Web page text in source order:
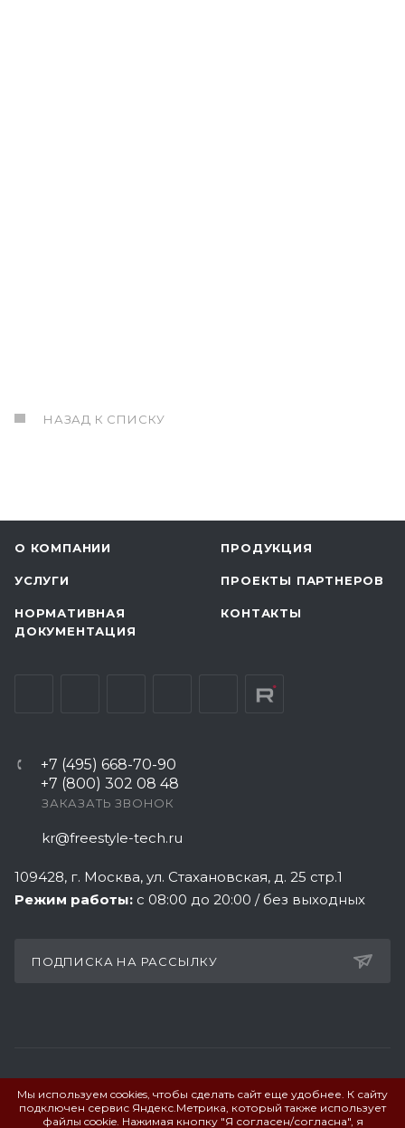
НАЗАД К СПИСКУ
О КОМПАНИИ ПРОДУКЦИЯ
УСЛУГИ ПРОЕКТЫ ПАРТНЕРОВ
НОРМАТИВНАЯ
ДОКУМЕНТАЦИЯ
КОНТАКТЫ
+7 (495) 668-70-90
+7 (800) 302 08 48
ЗАКАЗАТЬ ЗВОНОК
kr@freestyle-tech.ru
109428, г. Москва, ул. Стахановская, д. 25 стр.1
Режим работы: с 08:00 до 20:00 / без выходных
ПОДПИСКА НА РАССЫЛКУ
ПОЛИТИКА КОНФИДЕНЦИАЛЬНОСТИ
Мы используем cookies, чтобы сделать сайт еще удобнее. К сайту
подключен сервис Яндекс.Метрика, который также использует
файлы cookie. Нажимая кнопку "Я согласен/согласна", я